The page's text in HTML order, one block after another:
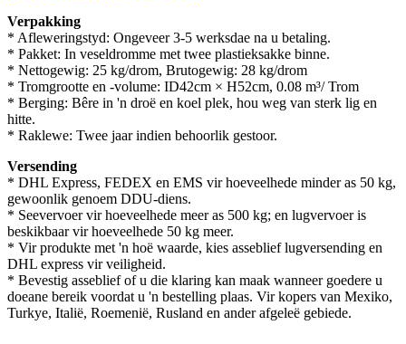
Verpakking
* Afleweringstyd: Ongeveer 3-5 werksdae na u betaling.
* Pakket: In veseldromme met twee plastieksakke binne.
* Nettogewig: 25 kg/drom, Brutogewig: 28 kg/drom
* Tromgrootte en -volume: ID42cm × H52cm, 0.08 m³/ Trom
* Berging: Bêre in 'n droë en koel plek, hou weg van sterk lig en
hitte.
* Raklewe: Twee jaar indien behoorlik gestoor.
Versending
* DHL Express, FEDEX en EMS vir hoeveelhede minder as 50 kg,
gewoonlik genoem DDU-diens.
* Seevervoer vir hoeveelhede meer as 500 kg; en lugvervoer is
beskikbaar vir hoeveelhede 50 kg meer.
* Vir produkte met 'n hoë waarde, kies asseblief lugversending en
DHL express vir veiligheid.
* Bevestig asseblief of u die klaring kan maak wanneer goedere u
doeane bereik voordat u 'n bestelling plaas. Vir kopers van Mexiko,
Turkye, Italië, Roemenië, Rusland en ander afgeleë gebiede.